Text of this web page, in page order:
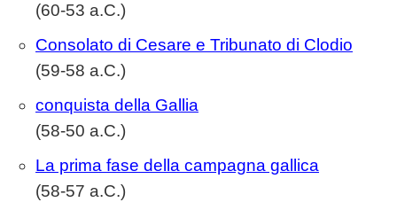
(60-53 a.C.)
Consolato di Cesare e Tribunato di Clodio
(59-58 a.C.)
conquista della Gallia
(58-50 a.C.)
La prima fase della campagna gallica
(58-57 a.C.)